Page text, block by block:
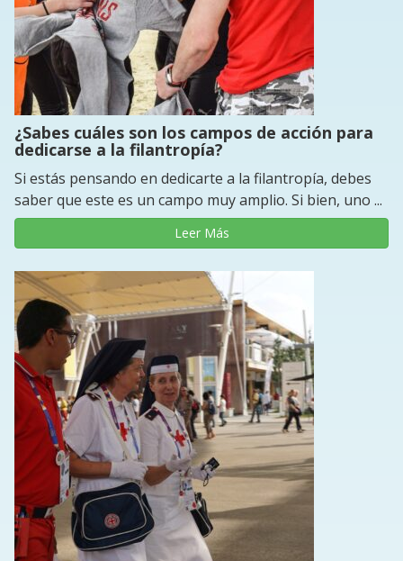
¿Sabes cuáles son los campos de acción para
dedicarse a la filantropía?
Si estás pensando en dedicarte a la filantropía, debes
saber que este es un campo muy amplio. Si bien, uno ...
Leer Más